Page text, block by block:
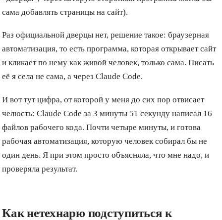
сама добавлять страницы на сайт).
Раз официальной дверцы нет, решение такое: браузерная
автоматизация, то есть программа, которая открывает сайт
и кликает по нему как живой человек, только сама. Писать
её я села не сама, а через Claude Code.
И вот тут цифра, от которой у меня до сих пор отвисает
челюсть: Claude Code за 3 минуты 51 секунду написал 16
файлов рабочего кода. Почти четыре минуты, и готова
рабочая автоматизация, которую человек собирал бы не
один день. Я при этом просто объясняла, что мне надо, и
проверяла результат.
Как нетехнарю подступиться к